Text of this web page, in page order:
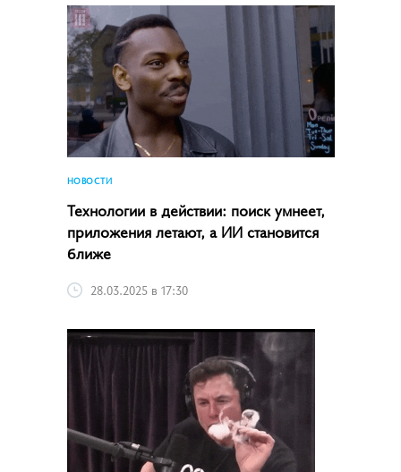
НОВОСТИ
Технологии в действии: поиск умнеет,
приложения летают, а ИИ становится
ближе
28.03.2025 в 17:30